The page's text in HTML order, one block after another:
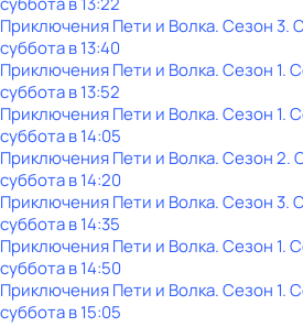
Приключения Пети и Волка. Сезон 3.
субботав13:40
Приключения Пети и Волка. Сезон 1.
субботав13:52
Приключения Пети и Волка. Сезон 1.
субботав14:05
Приключения Пети и Волка. Сезон 2.
субботав14:20
Приключения Пети и Волка. Сезон 3.
субботав14:35
Приключения Пети и Волка. Сезон 1.
субботав14:50
Приключения Пети и Волка. Сезон 1.
субботав15:05